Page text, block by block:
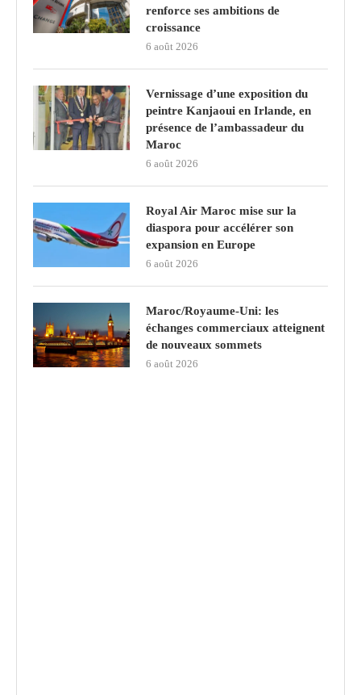
renforce ses ambitions de
croissance
6 août 2026
Vernissage d’une exposition du
peintre Kanjaoui en Irlande, en
présence de l’ambassadeur du
Maroc
6 août 2026
Royal Air Maroc mise sur la
diaspora pour accélérer son
expansion en Europe
6 août 2026
Maroc/Royaume-Uni: les
échanges commerciaux atteignent
de nouveaux sommets
6 août 2026